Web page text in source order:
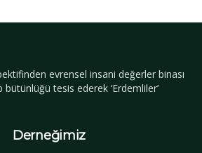
evrensel insani değerler binası
tesis ederek ‘Erdemliler’
Derneğimiz